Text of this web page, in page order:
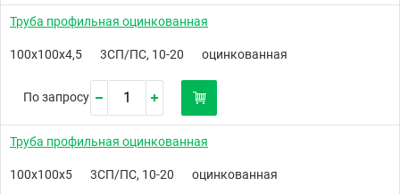
Труба профильная оцинкованная
100х100х4,5 3СП/ПС, 10-20 оцинкованная
По запросу
Труба профильная оцинкованная
100х100х5 3СП/ПС, 10-20 оцинкованная